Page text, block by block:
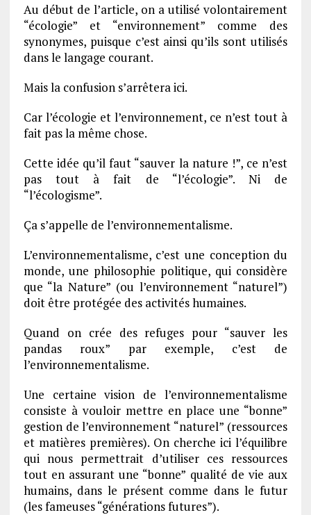
Au début de l’article, on a utilisé volontairement
“écologie” et “environnement” comme des
synonymes, puisque c’est ainsi qu’ils sont utilisés
dans le langage courant.
Mais la confusion s’arrêtera ici.
Car l’écologie et l’environnement, ce n’est tout à
fait pas la même chose.
Cette idée qu’il faut “sauver la nature !”, ce n’est
pas tout à fait de “l’écologie”. Ni de
“l’écologisme”.
Ça s’appelle de l’environnementalisme.
L’environnementalisme, c’est une conception du
monde, une philosophie politique, qui considère
que “la Nature” (ou l’environnement “naturel”)
doit être protégée des activités humaines.
Quand on crée des refuges pour “sauver les
pandas roux” par exemple, c’est de
l’environnementalisme.
Une certaine vision de l’environnementalisme
consiste à vouloir mettre en place une “bonne”
gestion de l’environnement “naturel” (ressources
et matières premières). On cherche ici l’équilibre
qui nous permettrait d’utiliser ces ressources
tout en assurant une “bonne” qualité de vie aux
humains, dans le présent comme dans le futur
(les fameuses “générations futures”).